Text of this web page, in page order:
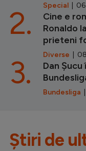
Special |
Cine e
Ronaldo
prieteni
Diverse |
2.
Dan
Bundesliga
3.
Știri de